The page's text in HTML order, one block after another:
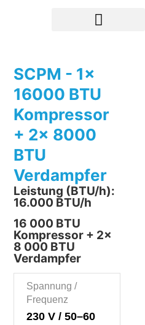
SCPM - 1x
16000 BTU
Kompressor
+ 2x 8000
BTU
Verdampfer
Leistung (BTU/h):
16.000 BTU/h
16 000 BTU
Kompressor + 2x
8 000 BTU
Verdampfer
Spannung /
Frequenz
230 V / 50–60